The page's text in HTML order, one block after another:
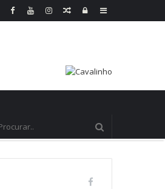
Sidebar
Log
Random